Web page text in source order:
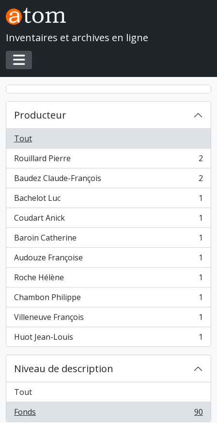
Skip to main content
Inventaires et archives en ligne
Toggle navigation
Producteur
Tout
Rouillard Pierre
, 2 résultats
2
Baudez Claude-François
, 2 résultats
2
Bachelot Luc
, 1 résultats
1
Coudart Anick
, 1 résultats
1
Baroin Catherine
, 1 résultats
1
Audouze Françoise
, 1 résultats
1
Roche Hélène
, 1 résultats
1
Chambon Philippe
, 1 résultats
1
Villeneuve François
, 1 résultats
1
Huot Jean-Louis
, 1 résultats 1
Niveau de description
Tout
Fonds
, 90 résultats 90